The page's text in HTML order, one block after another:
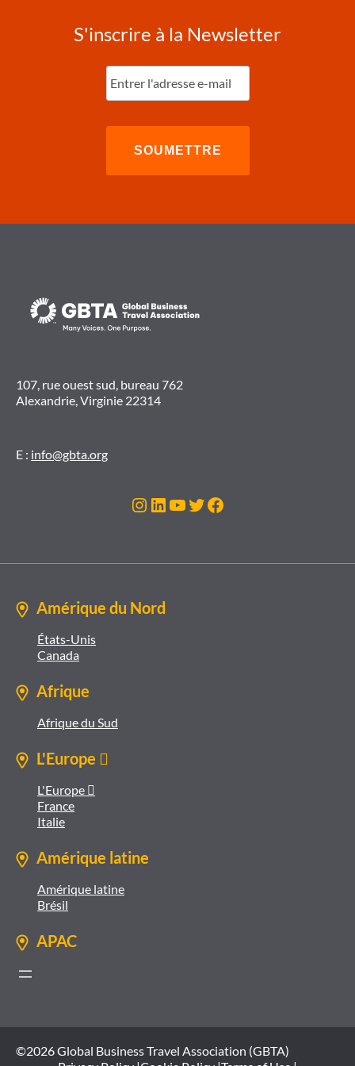
S'inscrire à la Newsletter
Entrez
l'e-
mail
107, rue ouest sud, bureau 762
Alexandrie, Virginie 22314
E : info@gbta.org
Instagram
LinkedIn
YouTube
Twitter
Facebook
Amérique du Nord
États-Unis
Canada
Afrique
Afrique du Sud
L'Europe 
L'Europe 
France
Italie
Amérique latine
Amérique latine
Brésil
APAC
©2026 Global Business Travel Association (GBTA)